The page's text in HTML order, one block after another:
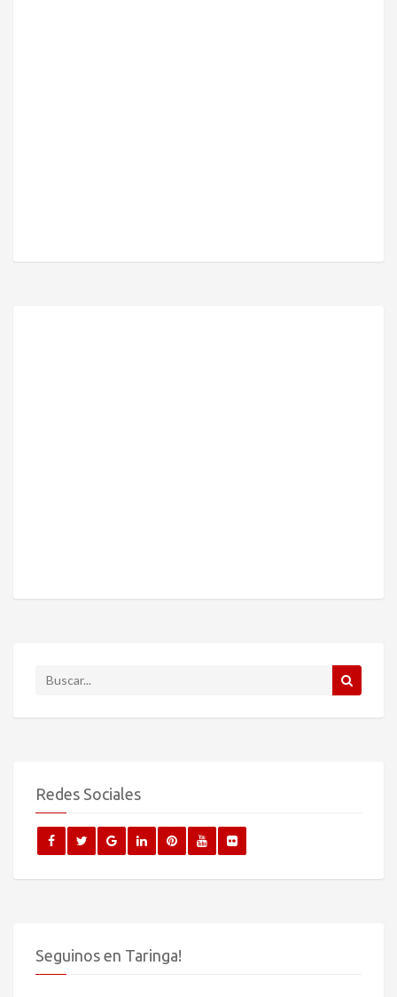
Redes Sociales
Seguinos en Taringa!